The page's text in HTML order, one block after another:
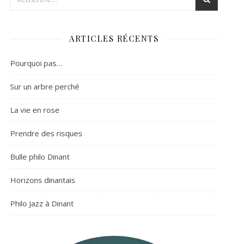
ARTICLES RÉCENTS
Pourquoi pas…
Sur un arbre perché
La vie en rose
Prendre des risques
Bulle philo Dinant
Horizons dinantais
Philo Jazz à Dinant